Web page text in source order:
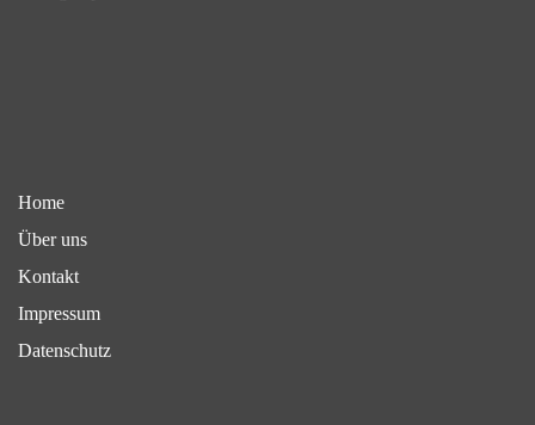
Home
Über uns
Kontakt
Impressum
Datenschutz